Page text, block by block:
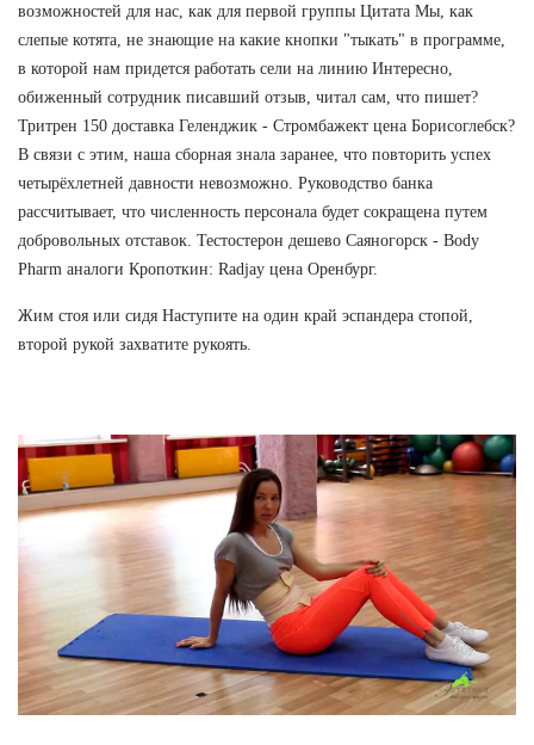
возможностей для нас, как для первой группы Цитата Мы, как
слепые котята, не знающие на какие кнопки "тыкать" в программе,
в которой нам придется работать сели на линию Интересно,
обиженный сотрудник писавший отзыв, читал сам, что пишет?
Тритрен 150 доставка Геленджик - Стромбажект цена Борисоглебск?
В связи с этим, наша сборная знала заранее, что повторить успех
четырёхлетней давности невозможно. Руководство банка
рассчитывает, что численность персонала будет сокращена путем
добровольных отставок. Тестостерон дешево Саяногорск - Body
Pharm аналоги Кропоткин: Radjay цена Оренбург.
Жим стоя или сидя Наступите на один край эспандера стопой,
второй рукой захватите рукоять.